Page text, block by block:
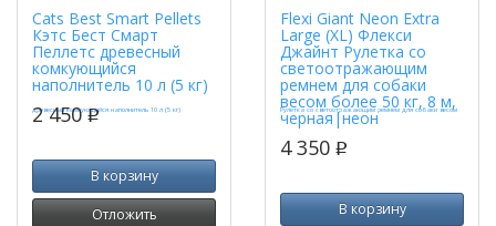
Cats Best Smart Pellets
Кэтс Бест Смарт
Пеллетс древесный
комкующийся
наполнитель 10 л (5 кг)
2 450p
В корзину
Отложить
Flexi Giant Neon Extra
Large (XL) Флекси
Джайнт Рулетка со
светоотражающим
ремнем для собаки
весом более 50 кг, 8 м,
черная|неон
4 350 p
В корзину